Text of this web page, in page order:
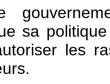
sa
les